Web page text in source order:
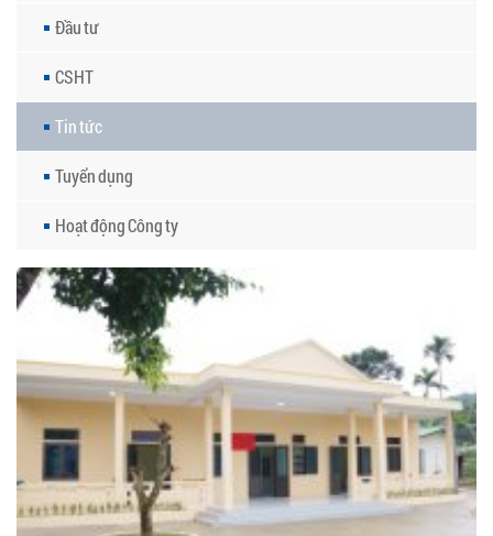
Đầu tư
CSHT
Tin tức
Tuyển dụng
Hoạt động Công ty